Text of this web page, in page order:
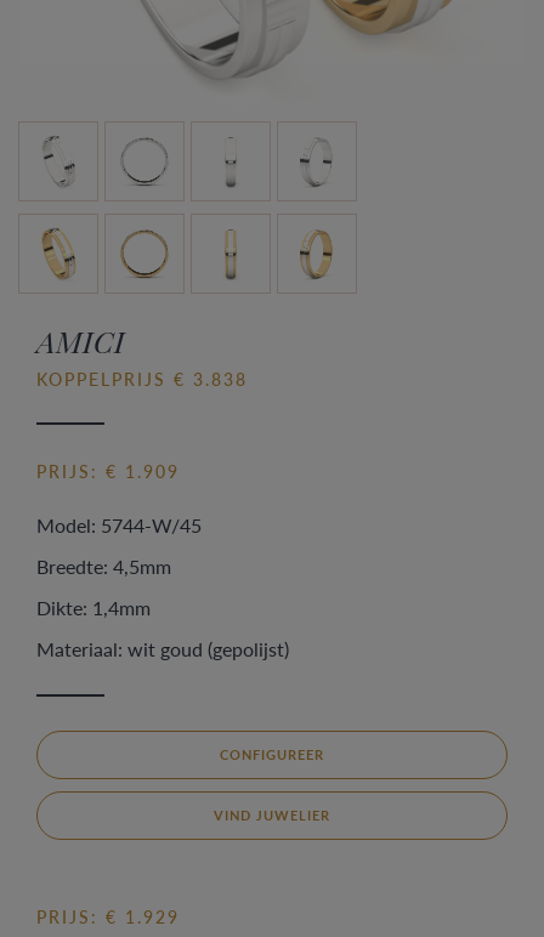
AMICI
KOPPELPRIJS € 3.838
PRIJS: € 1.909
Model: 5744-W/45
Breedte: 4,5mm
Dikte: 1,4mm
Materiaal: wit goud (gepolijst)
CONFIGUREER
VIND JUWELIER
PRIJS: € 1.929